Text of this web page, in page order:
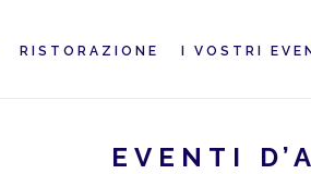
RISTORAZIONE I VOSTRI
EVENTI